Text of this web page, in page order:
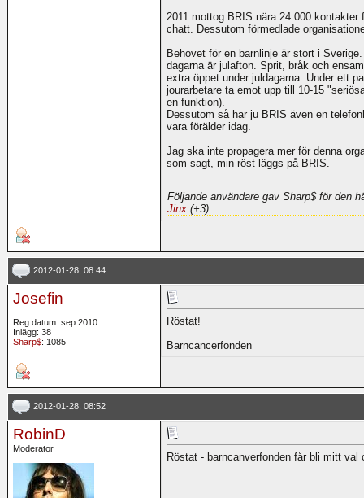
2011 mottog BRIS nära 24 000
chatt. Dessutom förmedlade
Behovet för en barnlinje är stort i
dagarna är julafton. Sprit, bråk och
extra öppet under juldagarna. Under ett
jourarbetare ta emot upp till 10-15
en funktion).
Dessutom så har ju BRIS även en
vara förälder idag.
Jag ska inte propagera mer för denna
som sagt, min röst läggs på BRIS.
Följande användare gav Sharp$ för den
Jinx (+3)
2012-01-28, 08:44
Josefin
Reg.datum: sep 2010
Inlägg: 38
Sharp$: 1085
Röstat!
Barncancerfonden
2012-01-28, 08:52
RobinD
Moderator
Röstat - barncanverfonden får bli mitt val